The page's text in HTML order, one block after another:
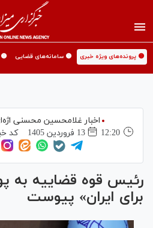
🟡 پرونده‌های ویژه خبری 🟡 سامانه‌های قضایی
اخبار غلامحسین محسنی
12:20
13 فروردين 1405 کد
رئیس قوه قضاییه به
برای ایران» پیوست